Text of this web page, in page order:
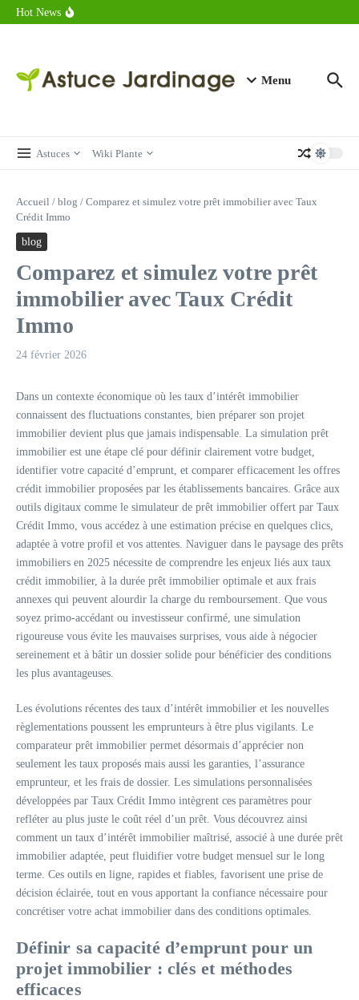
Aller au contenu
Hot News
Combien de calories dans un croque monsieur en 2025 ?
Menu
Astuces Wiki Plante
Accueil / blog / Comparez et simulez votre prêt immobilier avec Taux
Crédit Immo
blog
Comparez et simulez votre prêt
immobilier avec Taux Crédit
Immo
24 février 2026
Dans un contexte économique où les taux d’intérêt immobilier
connaissent des fluctuations constantes, bien préparer son projet
immobilier devient plus que jamais indispensable. La simulation prêt
immobilier est une étape clé pour définir clairement votre budget,
identifier votre capacité d’emprunt, et comparer efficacement les offres
crédit immobilier proposées par les établissements bancaires. Grâce aux
outils digitaux comme le simulateur de prêt immobilier offert par Taux
Crédit Immo, vous accédez à une estimation précise en quelques clics,
adaptée à votre profil et vos attentes. Naviguer dans le paysage des prêts
immobiliers en 2025 nécessite de comprendre les enjeux liés aux taux
crédit immobilier, à la durée prêt immobilier optimale et aux frais
annexes qui peuvent alourdir la charge du remboursement. Que vous
soyez primo-accédant ou investisseur confirmé, une simulation
rigoureuse vous évite les mauvaises surprises, vous aide à négocier
sereinement et à bâtir un dossier solide pour bénéficier des conditions
les plus avantageuses.
Les évolutions récentes des taux d’intérêt immobilier et les nouvelles
règlementations poussent les emprunteurs à être plus vigilants. Le
comparateur prêt immobilier permet désormais d’apprécier non
seulement les taux proposés mais aussi les garanties, l’assurance
emprunteur, et les frais de dossier. Les simulations personnalisées
développées par Taux Crédit Immo intègrent ces paramètres pour
refléter au plus juste le coût réel d’un prêt. Vous découvrez ainsi
comment un taux d’intérêt immobilier maîtrisé, associé à une durée prêt
immobilier adaptée, peut fluidifier votre budget mensuel sur le long
terme. Ces outils en ligne, rapides et fiables, favorisent une prise de
décision éclairée, tout en vous apportant la confiance nécessaire pour
concrétiser votre achat immobilier dans des conditions optimales.
Définir sa capacité d’emprunt pour un
projet immobilier : clés et méthodes
efficaces